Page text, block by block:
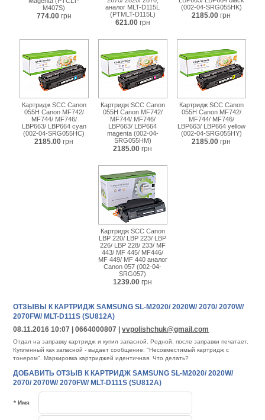
M407S)
774.00 грн
аналог MLT-D115L
(PTMLT-D115L)
621.00 грн
(002-04-SRG055HK)
2185.00 грн
Картридж SCC Canon
055H Canon MF742/
MF744/ MF746/
LBP663/ LBP664 cyan
(002-04-SRG055HC)
2185.00 грн
Картридж SCC Canon
055H Canon MF742/
MF744/ MF746/
LBP663/ LBP664
magenta (002-04-
SRG055HM)
2185.00 грн
Картридж SCC Canon
055H Canon MF742/
MF744/ MF746/
LBP663/ LBP664 yellow
(002-04-SRG055HY)
2185.00 грн
Картридж SCC Canon
LBP 220/ LBP 223/ LBP
226/ LBP 228/ 233/ MF
443/ MF 445/ MF446/
MF 449/ MF 440 аналог
Canon 057 (002-04-
SRG057)
1239.00 грн
ОТЗЫВЫ К КАРТРИДЖ SAMSUNG SL-M2020/ 2020W/ 2070/ 2070W/
2070FW/ MLT-D111S (SU812A)
08.11.2016 10:07 | 0664000807 |vvpolishchuk@gmail.com
Отдал на заправку картридж и купил запасной. Родной, после заправки печатает.
Купленный как запасной - выдает сообщение: "Несовместимый картридж с
тонером". Маркировка картриджей идентичная. Что делать?
ДОБАВИТЬ ОТЗЫВ К КАРТРИДЖ SAMSUNG SL-M2020/ 2020W/
2070/ 2070W/ 2070FW/ MLT-D111S (SU812A)
* Имя